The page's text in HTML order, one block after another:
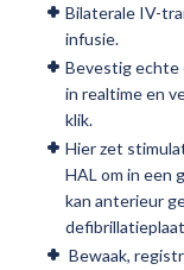
Bilaterale IV-
infusie.
Bevestig echte
in realtime en
klik.
Hier zet
HAL om in een
kan anterieur
Bewaak,